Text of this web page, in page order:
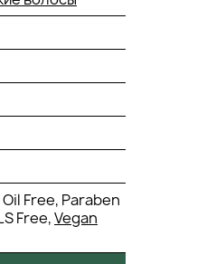
Free, Paraben
Free,Vegan